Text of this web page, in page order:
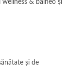
& balneo și
și de